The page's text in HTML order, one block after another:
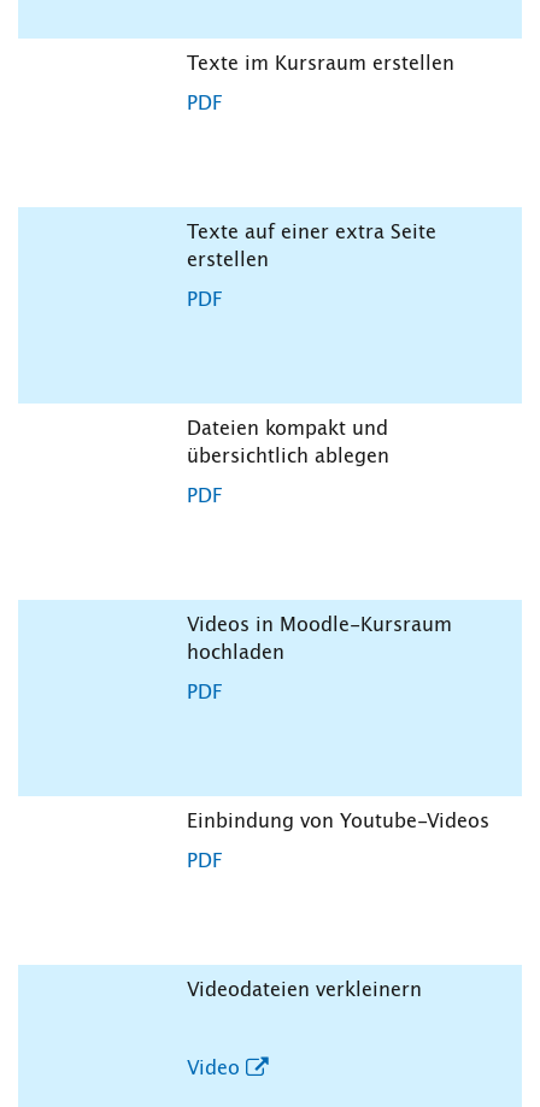
Texte im Kursraum erstellen
PDF
Texte auf einer extra Seite
erstellen
PDF
Dateien kompakt und
übersichtlich ablegen
PDF
Videos in Moodle-Kursraum
hochladen
PDF
Einbindung von Youtube-Videos
PDF
Videodateien verkleinern
Video